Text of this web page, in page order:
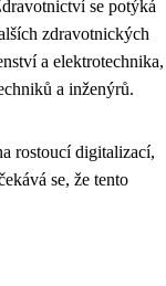
se potýká
zdravotnických
a elektrotechnika,
a inženýrů.
rostoucí digitalizací,
se, že tento